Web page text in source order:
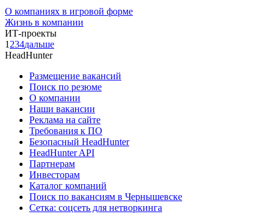
О компаниях в игровой форме
Жизнь в компании
ИТ-проекты
1 234дальше
HeadHunter
Размещение вакансий
Поиск по резюме
О компании
Наши вакансии
Реклама на сайте
Требования к ПО
Безопасный HeadHunter
HeadHunter API
Партнерам
Инвесторам
Каталог компаний
Поиск по вакансиям в Чернышевске
Сетка: соцсеть для нетворкинга